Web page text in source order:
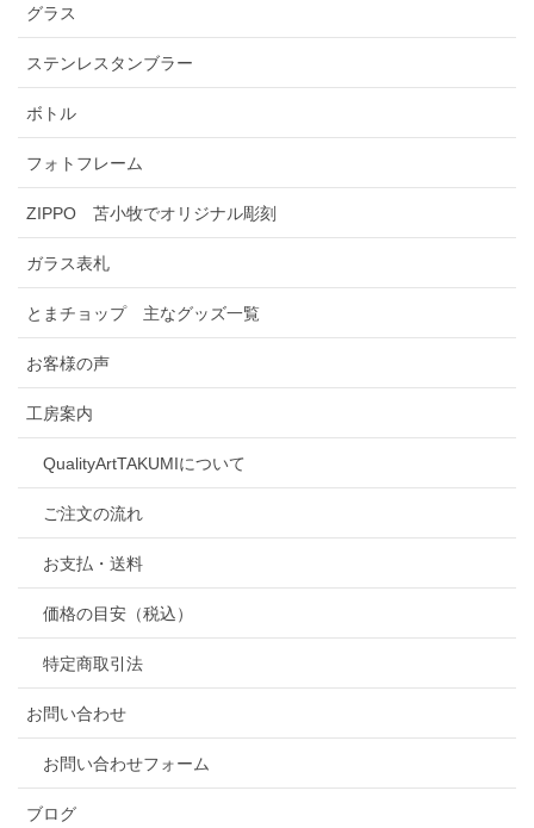
グラス
ステンレスタンブラー
ボトル
フォトフレーム
ZIPPO 苫小牧でオリジナル彫刻
ガラス表札
とまチョップ 主なグッズ一覧
お客様の声
工房案内
QualityArtTAKUMIについて
ご注文の流れ
お支払・送料
価格の目安（税込）
特定商取引法
お問い合わせ
お問い合わせフォーム
ブログ